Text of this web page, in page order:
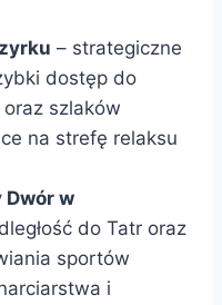
– strategiczne
dostęp do
szlaków
na strefę relaksu
Dwór w
do Tatr oraz
sportów
i